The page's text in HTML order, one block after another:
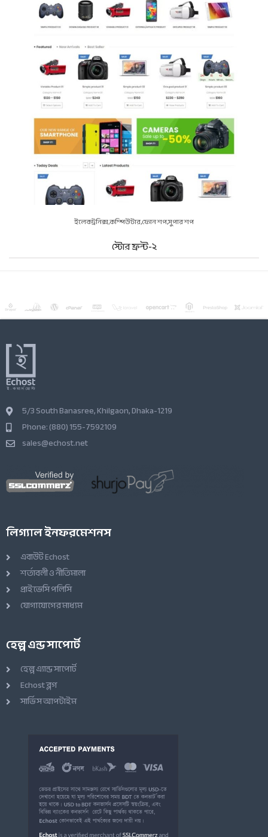
ইলেকট্রনিক্সকম্পিউটারফোন শপসুপার শপ
স্টোর ফ্রন্ট-২
5/3 South Banasree, Khilgaon, Dhaka-1219
Phone: (880) 155-7592109
sales@echost.net
লিগ্যাল ইনফরমেশনস
এবাউট Echost
শর্তাবলী ও নীতিমালা
প্রাইভেসি পলিসি
যোগাযোগের মাধ্যম
হেল্প এন্ড সাপোর্ট
হেল্প এ্যান্ড সাপোর্ট
Echost ব্লগ
সার্ভিস আপটাইম